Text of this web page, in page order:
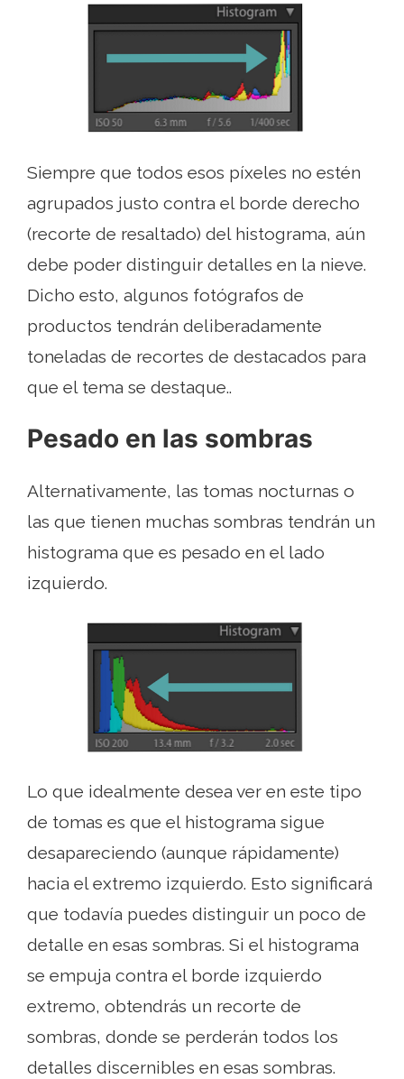
Siempre que todos esos píxeles no estén
agrupados justo contra el borde derecho
(recorte de resaltado) del histograma, aún
debe poder distinguir detalles en la nieve.
Dicho esto, algunos fotógrafos de
productos tendrán deliberadamente
toneladas de recortes de destacados para
que el tema se destaque..
Pesado en las sombras
Alternativamente, las tomas nocturnas o
las que tienen muchas sombras tendrán un
histograma que es pesado en el lado
izquierdo.
Lo que idealmente desea ver en este tipo
de tomas es que el histograma sigue
desapareciendo (aunque rápidamente)
hacia el extremo izquierdo. Esto significará
que todavía puedes distinguir un poco de
detalle en esas sombras. Si el histograma
se empuja contra el borde izquierdo
extremo, obtendrás un recorte de
sombras, donde se perderán todos los
detalles discernibles en esas sombras.